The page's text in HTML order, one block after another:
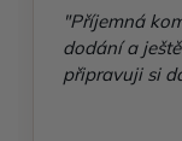
"Příjemná
dodání a
připravuji si